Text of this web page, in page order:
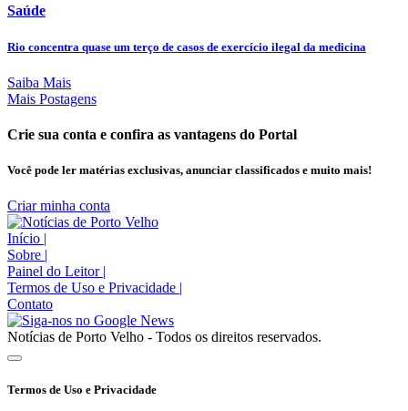
Saúde
Rio concentra quase um terço de casos de exercício ilegal da medicina
Saiba Mais
Mais Postagens
Crie sua conta e confira as vantagens do Portal
Você pode ler matérias exclusivas, anunciar classificados e muito mais!
Criar minha conta
Início |
Sobre |
Painel do Leitor |
Termos de Uso e Privacidade |
Contato
Notícias de Porto Velho - Todos os direitos reservados.
Termos de Uso e Privacidade